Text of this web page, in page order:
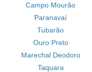
Campo Mourão
Paranavaí
Tubarão
Ouro Preto
Marechal Deodoro
Taquara